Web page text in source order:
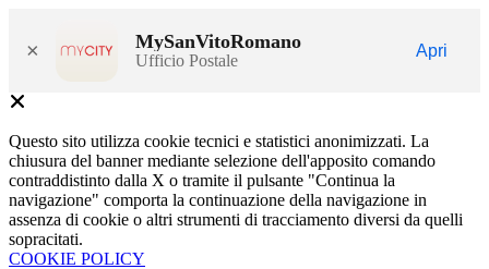
× MySanVitoRomano
Ufficio Postale
Apri
Questo sito utilizza cookie tecnici e statistici anonimizzati. La
chiusura del banner mediante selezione dell'apposito comando
contraddistinto dalla X o tramite il pulsante "Continua la
navigazione" comporta la continuazione della navigazione in
assenza di cookie o altri strumenti di tracciamento diversi da quelli
sopracitati.
COOKIE POLICY